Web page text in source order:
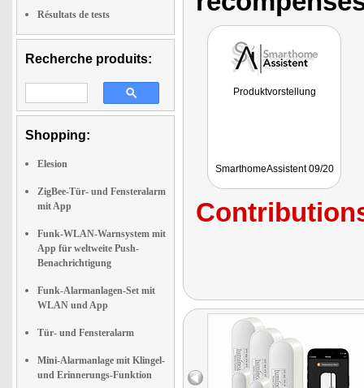
Résultats de tests
Recherche produits:
Shopping:
Elesion
ZigBee-Tür- und Fensteralarm
mit App
Funk-WLAN-Warnsystem mit
App für weltweite Push-
Benachrichtigung
Funk-Alarmanlagen-Set mit
WLAN und App
Tür- und Fensteralarm
Mini-Alarmanlage mit Klingel-
und Erinnerungs-Funktion
Produktvorstellung
SmarthomeAssistent 09/20